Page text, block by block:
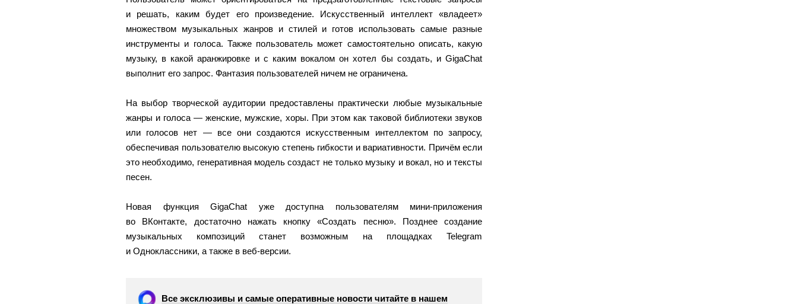
и решать, каким будет его произведение. Искусственный интеллект «владеет»
множеством музыкальных жанров и стилей и готов использовать самые разные
инструменты и голоса. Также пользователь может самостоятельно описать, какую
музыку, в какой аранжировке и с каким вокалом он хотел бы создать, и GigaChat
выполнит его запрос. Фантазия пользователей ничем не ограничена.
На выбор творческой аудитории предоставлены практически любые музыкальные
жанры и голоса — женские, мужские, хоры. При этом как таковой библиотеки звуков
или голосов нет — все они создаются искусственным интеллектом по запросу,
обеспечивая пользователю высокую степень гибкости и вариативности. Причём если
это необходимо, генеративная модель создаст не только музыку и вокал, но и тексты
песен.
Новая функция GigaChat уже доступна пользователям мини-приложения
во ВКонтакте, достаточно нажать кнопку «Создать песню». Позднее создание
музыкальных композиций станет возможным на площадках Telegram
и Одноклассники, а также в веб-версии.
Все эксклюзивы и самые оперативные новости читайте в нашем